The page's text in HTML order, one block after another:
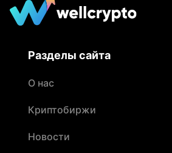
Разделы сайта
О нас
Криптобиржи
Новости